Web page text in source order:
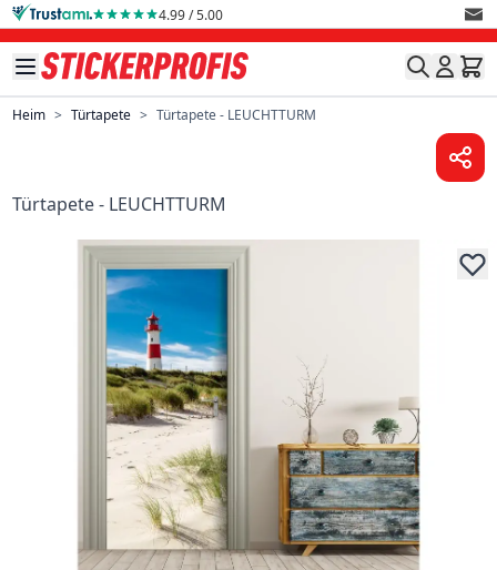
Direkt zum Inhalt 4.99 / 5.00
Heim > Türtapete > Türtapete - LEUCHTTURM
Türtapete - LEUCHTTURM